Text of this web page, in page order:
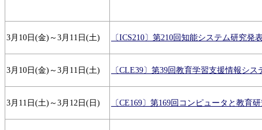
3月10日(金)～3月11日(土) 〔ICS210〕第210回知能システム研究発
3月10日(金)～3月11日(土) 〔CLE39〕第39回教育学習支援情報シ
3月11日(土)～3月12日(日) 〔CE169〕第169回コンピュータと教育